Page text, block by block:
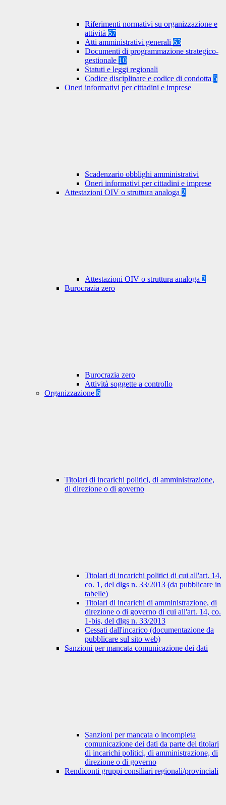
Riferimenti normativi su organizzazione e
attività 67
Atti amministrativi generali 63
Documenti di programmazione strategico-
gestionale 10
Statuti e leggi regionali
Codice disciplinare e codice di condotta 5
Oneri informativi per cittadini e imprese
Scadenzario obblighi amministrativi
Oneri informativi per cittadini e imprese
Attestazioni OIV o struttura analoga 2
Attestazioni OIV o struttura analoga 2
Burocrazia zero
Burocrazia zero
Attività soggette a controllo
Organizzazione 6
Titolari di incarichi politici, di amministrazione,
di direzione o di governo
Titolari di incarichi politici di cui all'art. 14,
co. 1, del dlgs n. 33/2013 (da pubblicare in
tabelle)
Titolari di incarichi di amministrazione, di
direzione o di governo di cui all'art. 14, co.
1-bis, del dlgs n. 33/2013
Cessati dall'incarico (documentazione da
pubblicare sul sito web)
Sanzioni per mancata comunicazione dei dati
Sanzioni per mancata o incompleta
comunicazione dei dati da parte dei titolari
di incarichi politici, di amministrazione, di
direzione o di governo
Rendiconti gruppi consiliari regionali/provinciali